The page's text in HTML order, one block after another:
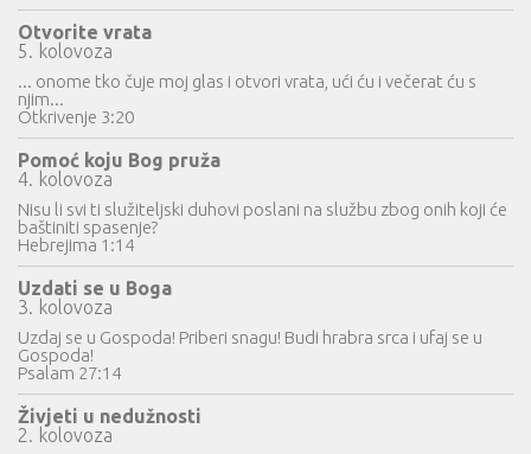
Otvorite vrata
5. kolovoza
... onome tko čuje moj glas i otvori vrata, ući ću i večerat ću s
njim...
Otkrivenje 3:20
Pomoć koju Bog pruža
4. kolovoza
Nisu li svi ti služiteljski duhovi poslani na službu zbog onih koji će
baštiniti spasenje?
Hebrejima 1:14
Uzdati se u Boga
3. kolovoza
Uzdaj se u Gospoda! Priberi snagu! Budi hrabra srca i ufaj se u
Gospoda!
Psalam 27:14
Živjeti u nedužnosti
2. kolovoza